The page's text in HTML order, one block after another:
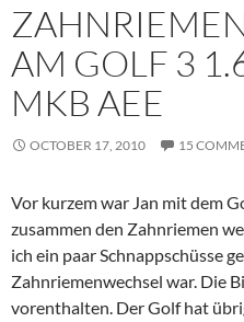
AM GOLF 3
MKB AEE
OCTOBER 17, 2010 15
Vor kurzem war Jan mit dem
zusammen den Zahnriemen
ich ein paar Schnappschüsse
Zahnriemenwechsel war. Die
vorenthalten. Der Golf hat